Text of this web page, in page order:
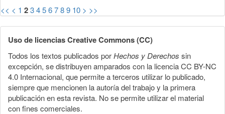
<< < 1 23456789 10 > >>
Uso de licencias Creative Commons (CC)
Todos los textos publicados porHechos y Derechos sin
excepción, se distribuyen amparados con la licencia CC BY-NC
4.0 Internacional, que permite a terceros utilizar lo publicado,
siempre que mencionen la autoría del trabajo y la primera
publicación en esta revista. No se permite utilizar el material
con fines comerciales.